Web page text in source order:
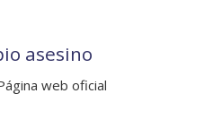
asesino
web oficial